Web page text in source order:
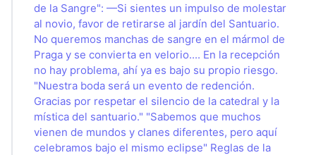
de la Sangre": —Si sientes un impulso de molestar
al novio, favor de retirarse al jardín del Santuario.
No queremos manchas de sangre en el mármol de
Praga y se convierta en velorio.... En la recepción
no hay problema, ahí ya es bajo su propio riesgo.
"Nuestra boda será un evento de redención.
Gracias por respetar el silencio de la catedral y la
mística del santuario." "Sabemos que muchos
vienen de mundos y clanes diferentes, pero aquí
celebramos bajo el mismo eclipse" Reglas de la